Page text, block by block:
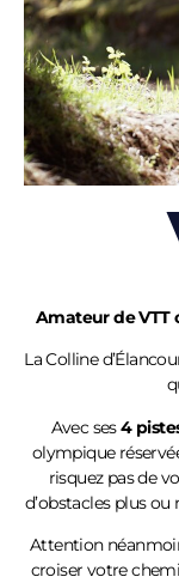
Amateur de VTT
La Colline
Avec ses4
olympique
risquez pas de
d’obstacles plus
Attention
croiser votre